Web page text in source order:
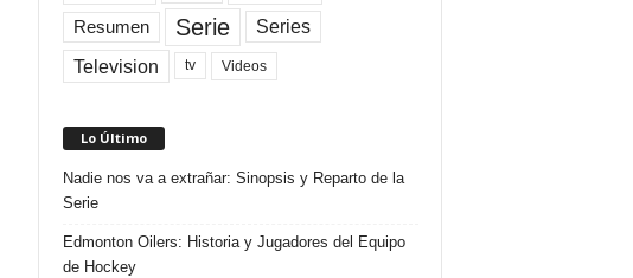
Resumen Serie Series
Television tv Videos
Lo Último
Nadie nos va a extrañar: Sinopsis y Reparto de la
Serie
Edmonton Oilers: Historia y Jugadores del Equipo
de Hockey